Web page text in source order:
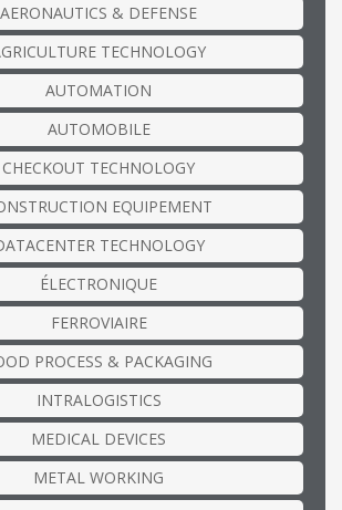
AERONAUTICS & DEFENSE
TECHNOLOGY
AUTOMATION
AUTOMOBILE
CHECKOUT TECHNOLOGY
EQUIPEMENT
TECHNOLOGY
ÉLECTRONIQUE
FERROVIAIRE
PROCESS & PACKAGING
INTRALOGISTICS
MEDICAL DEVICES
METAL WORKING